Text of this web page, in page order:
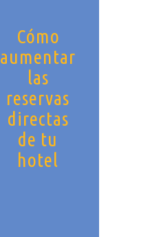
Cómo
aumentar
las
reservas
directas
de tu
hotel